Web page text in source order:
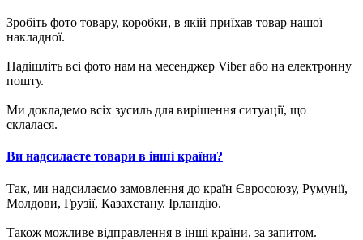
Зробіть фото товару, коробки, в якій приїхав товар нашої
накладної.
Надішліть всі фото нам на месенджер Viber або на електронну
пошту.
Ми докладемо всіх зусиль для вирішення ситуації, що
склалася.
Ви надсилаєте товари в інші країни?
Так, ми надсилаємо замовлення до країн Євросоюзу, Румунії,
Молдови, Грузії, Казахстану. Ірландію.
Також можливе відправлення в інші країни, за запитом.